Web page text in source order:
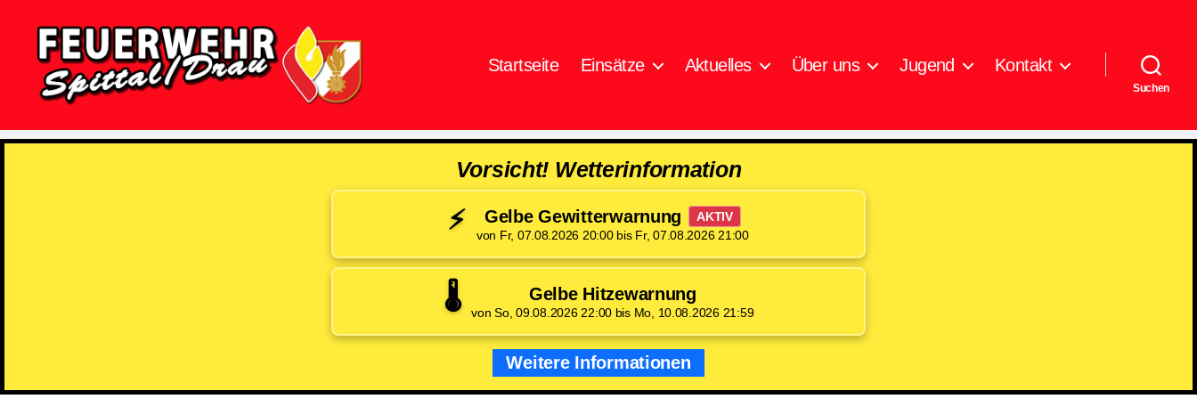
Spittal/Drau
Startseite Einsätze Aktuelles Über uns Jugend Kontakt
Suchen
Vorsicht! Wetterinformation
⚡ Gelbe Gewitterwarnung
AKTIV
von Fr, 07.08.2026 20:00 bis Fr, 07.08.2026 21:00
🌡️ Gelbe Hitzewarnung
von So, 09.08.2026 22:00 bis Mo, 10.08.2026 21:59
Weitere Informationen